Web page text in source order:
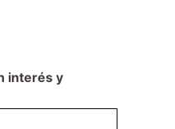
interés y